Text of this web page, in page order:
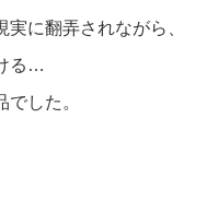
に翻弄されながら、
る…
でした。